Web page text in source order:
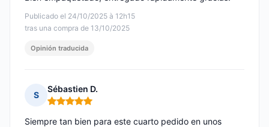
Publicado el 24/10/2025 à 12h15
tras una compra de 13/10/2025
Opinión traducida
S
Sébastien D.
Nota: 5 de 5
Siempre tan bien para este cuarto pedido en unos